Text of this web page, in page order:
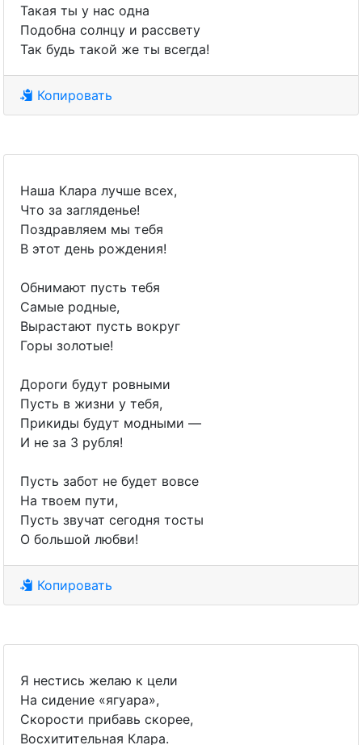
Такая ты у нас одна
Подобна солнцу и рассвету
Так будь такой же ты всегда!
Копировать
Наша Клара лучше всех,
Что за загляденье!
Поздравляем мы тебя
В этот день рождения!
Обнимают пусть тебя
Самые родные,
Вырастают пусть вокруг
Горы золотые!
Дороги будут ровными
Пусть в жизни у тебя,
Прикиды будут модными —
И не за 3 рубля!
Пусть забот не будет вовсе
На твоем пути,
Пусть звучат сегодня тосты
О большой любви!
Копировать
Я нестись желаю к цели
На сидение «ягуара»,
Скорости прибавь скорее,
Восхитительная Клара.